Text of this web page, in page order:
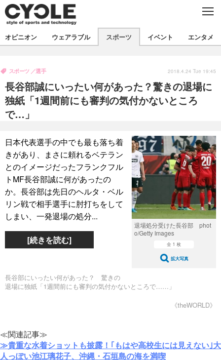
C
E
製品/用品
衣類
飲食
バックナンバー
コラム
インプレ
ボイス
デバイス
ビジネス
国内
スポーツ
写真
動画
イベント
スポーツ
ツアー
文化
芸能
出版／映画
話題
ファッション
デザイン
写真
動画
ライフ
社会
政治
ハウツー
オピニオン ウェアラブル スポーツ イベント エンタメ
長谷部誠にいったい何があった？驚きの退場に
独紙「1週間前にも審判の気付かないところ
で…」
スポーツ 選手 2018.4.24 Tue 19:45
退場処分受けた長谷部 phot
o/Getty Images
全 1 枚
拡大写真
日本代表選手の中でも最も落ち着
きがあり、まさに頼れるベテラン
とのイメージだったフランクフル
トMF長谷部誠に何があったの
か。長谷部は先日のヘルタ・ベル
リン戦で相手選手に肘打ちをして
しまい、一発退場の処分...
[続きを読む]
長谷部にいったい何があった？ 驚きの
退場に独紙「1週間前にも審判の気付かないところで……」
《theWORLD》
≪関連記事≫
≫貴重な水着ショットも披露！｢もはや高校生には見えない｣大
人っぽい池江璃花子、沖縄・石垣島の海を満喫